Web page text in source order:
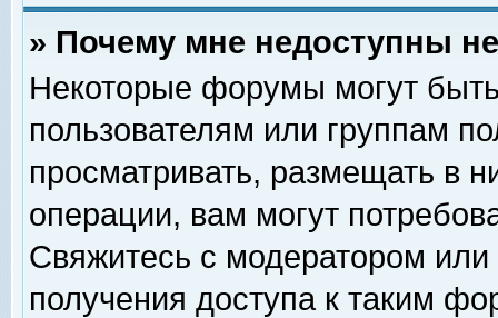
» Почему мне недоступны
Некоторые форумы могут
пользователям или группам
просматривать, размещать в
операции, вам могут
Свяжитесь с модератором
получения доступа к таким